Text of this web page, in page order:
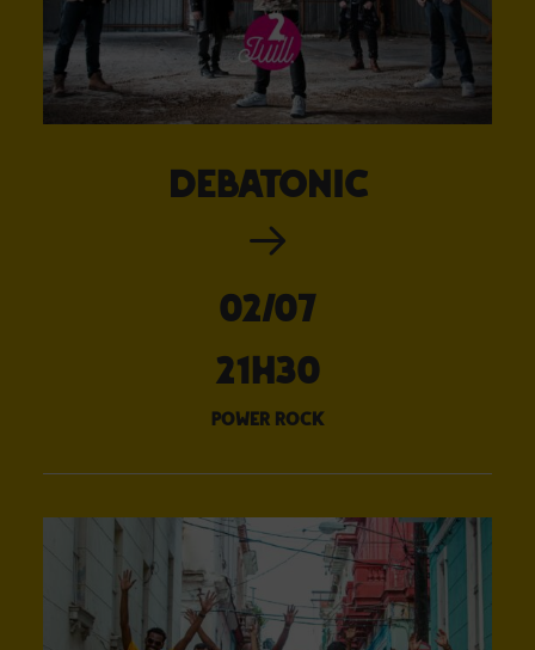
DEBATONIC
02/07
21H30
power rock